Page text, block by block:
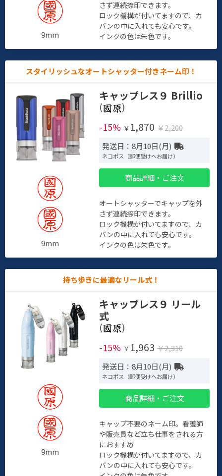
9mm
さず連続捺印できます。
ロック機構が付いてますので、カ
バンの中に入れても安心です。
インクの色は朱色です。
スタイリッシュなオートシャッター付きネーム印！
9mm
キャップレス９ Brillio
(
)
-15% ￥ 1,870 ￥2,200
発送日：8月10日(月)
ネコポス（郵便受けへお届け）
商品詳細・ご注文
オートシャッターでキャップを外
さず連続捺印できます。
ロック機構が付いてますので、カ
バンの中に入れても安心です。
インクの色は朱色です。
持ち歩きに最適なリール式！
9mm
キャップレス９ リール
式
(
)
-15% ￥ 1,963 ￥2,310
発送日：8月10日(月)
ネコポス（郵便受けへお届け）
商品詳細・ご注文
キャップ不要のネーム印。看護師
や販売員など立ち仕事をされる方
におすすめ
ロック機構が付いてますので、カ
バンの中に入れても安心です。